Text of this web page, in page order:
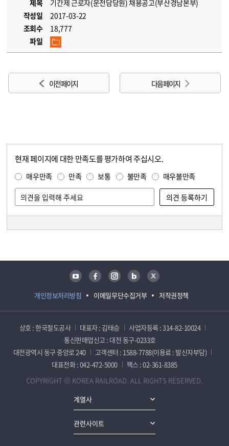
제목
기간제 근로자(운전담당원) 채용공고(부산경남본부)
작성일
2017-03-22
조회수
18,777
파일
이전 페이지 다음 페이지
현재 페이지에 대한 만족도를 평가하여 주십시오.
매우만족 만족 보통 불만족 매우불만족
개인정보처리방침 이메일무단수집거부 저작권정책
유튜브 페이스북 인스타그램 블로그 트위터
상호 : 한국철도공사 대표자 : 김태승
사업자등록 : 314-82-10024
통신판매업신고 : 대전 동구-0233호
대전광역시 동구 중앙로 240
고객센터 : 1588-7788(이용료 : 발신자부담)
대표전화 : 042-472-5000
팩스 : 02-361-8385
COPYRIGHT ⓒ KOREA RAILROAD. ALL RIGHTS RESERVED.
계열사
관련사이트